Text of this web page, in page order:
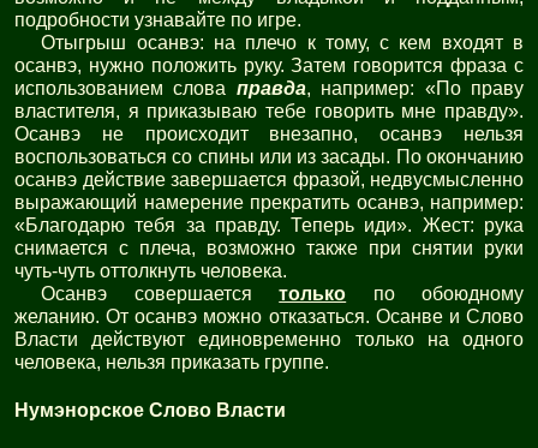
подробности узнавайте по игре.
Отыгрыш осанвэ: на плечо к тому, с кем входят в
осанвэ, нужно положить руку. Затем говорится фраза с
использованием слова правда, например: «По праву
властителя, я приказываю тебе говорить мне правду».
Осанвэ не происходит внезапно, осанвэ нельзя
воспользоваться со спины или из засады. По окончанию
осанвэ действие завершается фразой, недвусмысленно
выражающий намерение прекратить осанвэ, например:
«Благодарю тебя за правду. Теперь иди». Жест: рука
снимается с плеча, возможно также при снятии руки
чуть-чуть оттолкнуть человека.
Осанвэ совершаетсятолько по обоюдному
желанию. От осанвэ можно отказаться. Осанве и Слово
Власти действуют единовременно только на одного
человека, нельзя приказать группе.
Нумэнорское Слово Власти